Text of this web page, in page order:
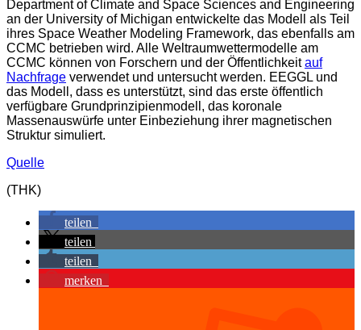
Department of Climate and Space Sciences and Engineering
an der University of Michigan entwickelte das Modell als Teil
ihres Space Weather Modeling Framework, das ebenfalls am
CCMC betrieben wird. Alle Weltraumwettermodelle am
CCMC können von Forschern und der Öffentlichkeitauf
Nachfrage verwendet und untersucht werden. EEGGL und
das Modell, dass es unterstützt, sind das erste öffentlich
verfügbare Grundprinzipienmodell, das koronale
Massenauswürfe unter Einbeziehung ihrer magnetischen
Struktur simuliert.
Quelle
(THK)
teilen
teilen
teilen
merken